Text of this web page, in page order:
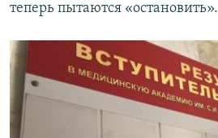
теперь пытаются «остановить».